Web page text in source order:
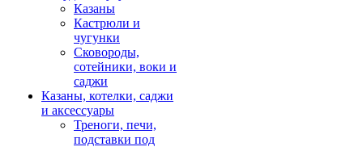
Казаны
Кастрюли и
чугунки
Сковороды,
сотейники, воки и
саджи
Казаны, котелки, саджи
и аксессуары
Треноги, печи,
подставки под